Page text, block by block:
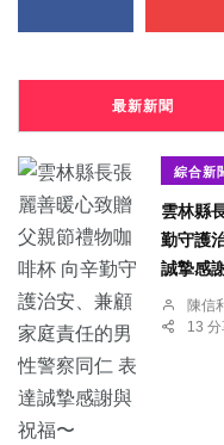
最新新聞
綜合新
雲林縣
勤守護
誠摯感
陳信
13